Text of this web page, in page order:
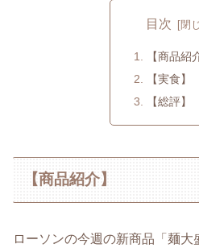
目次
【商品紹
【実食】
【総評】
【商品紹介】
ローソンの今週の新商品「麺